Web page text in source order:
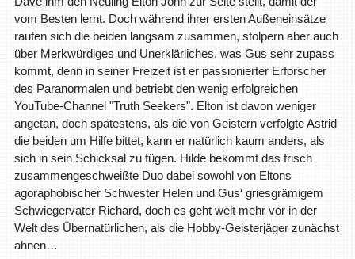
vom Besten lernt. Doch während ihrer ersten Außeneinsätze
raufen sich die beiden langsam zusammen, stolpern aber auch
über Merkwürdiges und Unerklärliches, was Gus sehr zupass
kommt, denn in seiner Freizeit ist er passionierter Erforscher
des Paranormalen und betriebt den wenig erfolgreichen
YouTube-Channel "Truth Seekers". Elton ist davon weniger
angetan, doch spätestens, als die von Geistern verfolgte Astrid
die beiden um Hilfe bittet, kann er natürlich kaum anders, als
sich in sein Schicksal zu fügen. Hilde bekommt das frisch
zusammengeschweißte Duo dabei sowohl von Eltons
agoraphobischer Schwester Helen und Gus‘ griesgrämigem
Schwiegervater Richard, doch es geht weit mehr vor in der
Welt des Übernatürlichen, als die Hobby-Geisterjäger zunächst
ahnen…